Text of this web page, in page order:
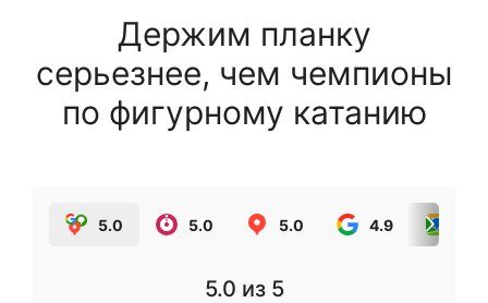
Держим планку
серьезнее, чем чемпионы
по фигурному катанию
5.0 5.0 5.0 4.9
5.0 из 5